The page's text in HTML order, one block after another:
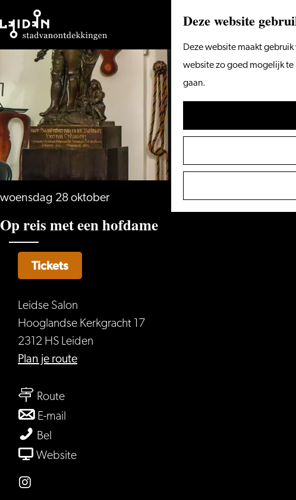
Deze website
Deze website maakt
website zo goed mogelijk te
gaan.
Ga
de
homepage
woensdag 28 oktober
Op reis met een hofdame
Leidse Salon
Hooglandse Kerkgracht 17
2312 HS Leiden
Plan je routenaar
Routenaar
Op
met
E-mail
reis
Bel
reis
Websitevan
Instagram
Tickets